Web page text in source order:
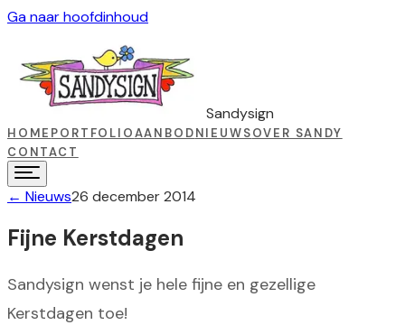
Ga naar hoofdinhoud
Sandysign
HOME PORTFOLIOAANBODNIEUWSOVER SANDY
CONTACT
← Nieuws26 december 2014
Fijne Kerstdagen
Sandysign wenst je hele fijne en gezellige
Kerstdagen toe!